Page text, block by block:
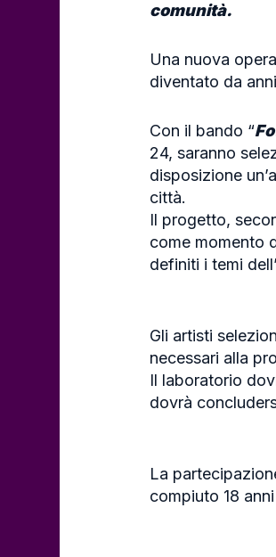
comunità.
Una nuova
diventato da
Con il bando “
24, saranno
disposizione
città.
Il progetto,
come momento
definiti i temi
Gli artisti
necessari alla
Il laboratorio
dovrà
La
compiuto 18